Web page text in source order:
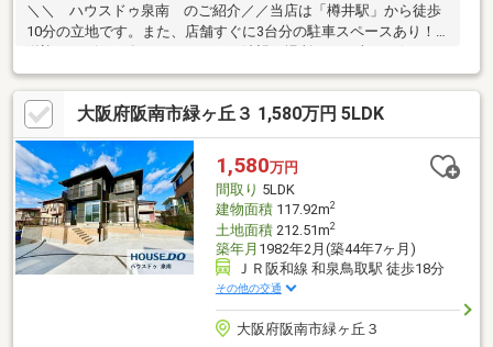
＼＼ ハウスドゥ泉南 のご紹介／／当店は「樽井駅」から徒歩
10分の立地です。また、店舗すぐに3台分の駐車スペースあり！
送迎サービスも有りますので、ご希望の場所までお車でお伺いし
ます♪【無料不動産購入相談会 実施中！】物件探しだけでなく、
リフォーム、住宅ローン、火災保険等、皆様の気になる疑問にお
答えします！泉南市・阪南市のおうち探しはお任せください！
【お問い合わせについて】「見学予約する」「資料請求する」か
らのお問い合わせは24時間受付中！ネットに掲載していない物件
もご紹介できます！「お電話」「資料請求する」からお気軽にお
問い合わせください！
大阪府阪南市緑ヶ丘３ 1,580万円 5LDK
1,580万円
間取り 5LDK
建物面積117.92m2
土地面積212.51m2
築年月 1982年2月(築44年7ヶ月)
ＪＲ阪和線 和泉鳥取駅 徒歩18分
その他の交通
大阪府阪南市緑ヶ丘３